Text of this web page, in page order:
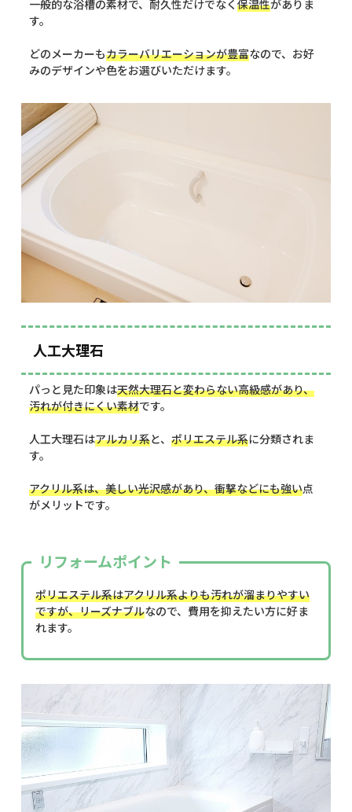
一般的な浴槽の素材で、耐久性だけでなく 保温性がありま
す。
どのメーカーもカラーバリエーションが豊富なので、お好
みのデザインや色をお選びいただけます。
人工大理石
パっと見た印象は天然大理石と変わらない高級感があり、
汚れが付きにくい素材です。
人工大理石はアルカリ系と、 ポリエステル系に分類されま
す。
アクリル系は、美しい光沢感があり、衝撃などにも強い点
がメリットです。
リフォームポイント
ポリエステル系はアクリル系よりも汚れが溜まりやすい
ですが、リーズナブルなので、費用を抑えたい方に好ま
れます。